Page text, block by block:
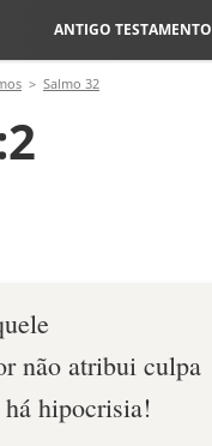
ANTIGO TESTAMENTO
Salmo 32
não atribui culpa
hipocrisia!